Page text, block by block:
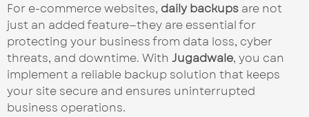
For e-commerce websites, daily backups are not
just an added feature—they are essential for
protecting your business from data loss, cyber
threats, and downtime. With Jugadwale, you can
implement a reliable backup solution that keeps
your site secure and ensures uninterrupted
business operations.